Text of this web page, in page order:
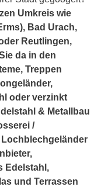
Umkreis wie
Bad Urach,
Reutlingen,
da in den
Treppen
oder verzinkt
& Metallbau
/
Edelstahl,
und Terrassen